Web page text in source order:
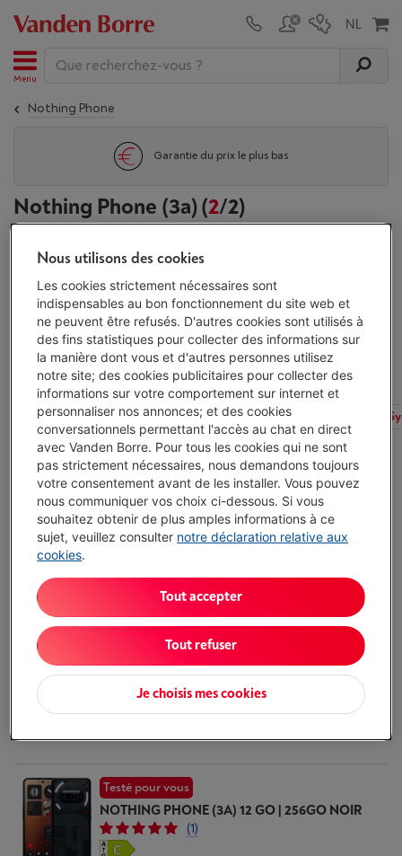
Menu
Nothing Phone
Garantie du prix le plus bas
Nothing Phone (3a)(2/2)
Smartphones Nothing Phone Smartphones Xiaomi
Affichage
Tous les filtres État du produit Écochèques
Testé pour vous
NOTHING PHONE (3A) PRO 12 GO | 256 GO
NOIR
(3)
Processeur: Qualcomm-SD7635 7s gen3
Capacité de stockage: 256 Go
Écran: 6.77 pouces, 2400 x 1080 pixels, AMOLED
Consulter stock en magasin
Testé pour vous
NOTHING PHONE (3A) 12 GO | 256GO NOIR
(1)
Nous utilisons des cookies
Les cookies strictement nécessaires sont
indispensables au bon fonctionnement du site web et
ne peuvent être refusés. D'autres cookies sont utilisés à
des fins statistiques pour collecter des informations sur
la manière dont vous et d'autres personnes utilisez
notre site; des cookies publicitaires pour collecter des
informations sur votre comportement sur internet et
personnaliser nos annonces; et des cookies
conversationnels permettant l'accès au chat en direct
avec Vanden Borre. Pour tous les cookies qui ne sont
pas strictement nécessaires, nous demandons toujours
votre consentement avant de les installer. Vous pouvez
nous communiquer vos choix ci-dessous. Si vous
souhaitez obtenir de plus amples informations à ce
sujet, veuillez consulter notre déclaration relative aux
cookies.
Je choisis mes cookies
Tout refuser
Tout accepter